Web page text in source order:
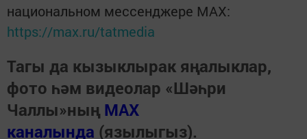
национальном мессенджере MАХ:
https://max.ru/tatmedia
Тагы да кызыклырак яңалыклар,
фото һәм видеолар «Шәһри
Чаллы»ның MAX
каналында (язылыгыз).